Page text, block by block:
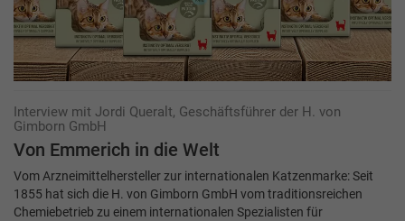
Interview mit Jordi Queralt, Geschäftsführer der H. von
Gimborn GmbH
Von Emmerich in die Welt
Vom Arzneimittelhersteller zur internationalen Katzenmarke: Seit
1855 hat sich die H. von Gimborn GmbH vom traditionsreichen
Chemiebetrieb zu einem internationalen Spezialisten für